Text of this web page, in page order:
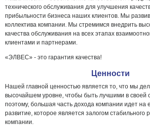
технического обслуживания для улучшения
прибыльности бизнеса наших клиентов. Мы
коллектива компании. Мы стремимся внедрить
качества обслуживания на всех этапах
клиентами и партнерами.
«ЭЛВЕС» - это гарантия качества!
Ценности
Нашей главной ценностью является то, что мы
высочайшем уровне, чтобы быть лучшими в своей
поэтому, большая часть дохода компании идет на
развитие, которое является залогом стабильного
компании.